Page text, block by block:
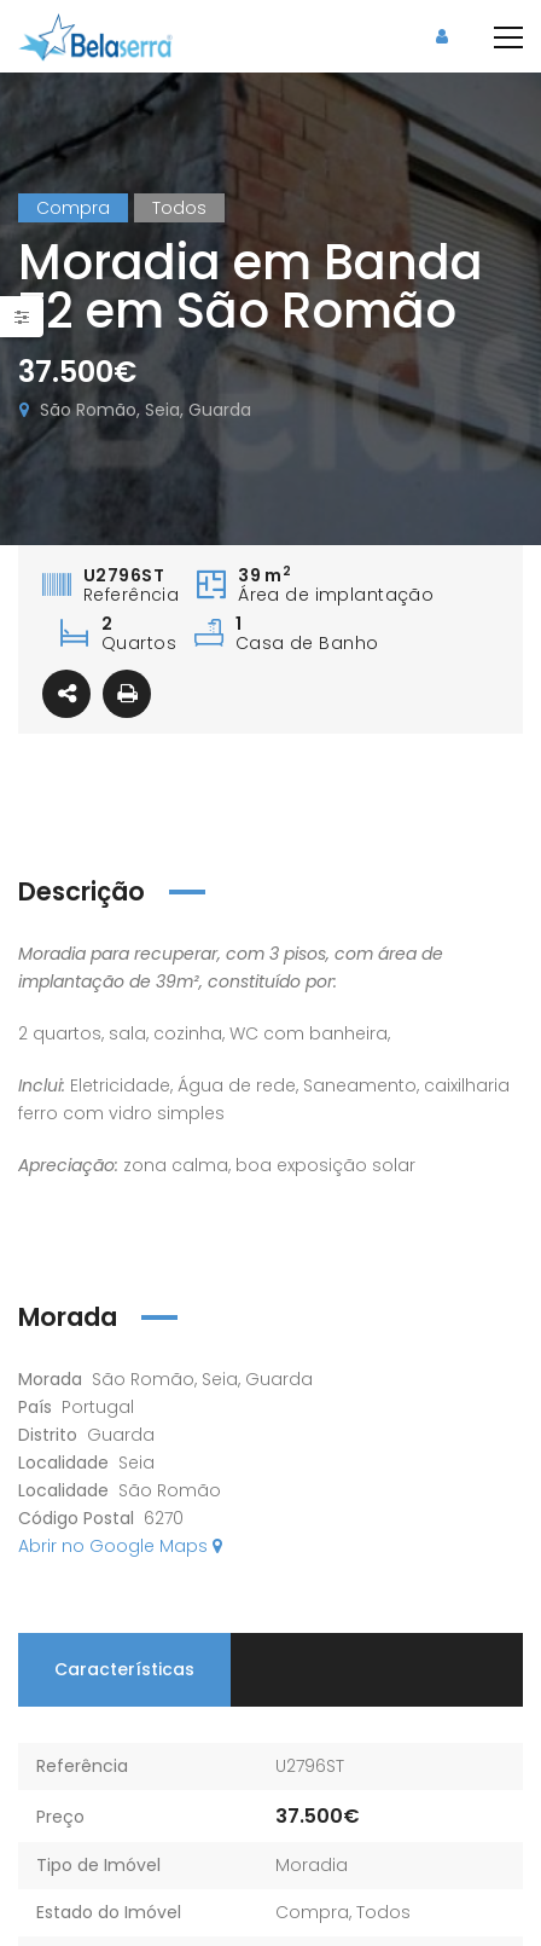
Compra Todos
Moradia em Banda
T2 em São Romão
37.500€
São Romão, Seia, Guarda
U2796ST
Referência
39 m 2
Área de implantação
2
Quartos
1
Casa de Banho
Descrição
Moradia para recuperar, com 3 pisos, com área de
implantação de 39m², constituído por:
2 quartos, sala, cozinha, WC com banheira,
Inclui: Eletricidade, Água de rede, Saneamento, caixilharia
ferro com vidro simples
Apreciação: zona calma, boa exposição solar
Morada
Morada São Romão, Seia, Guarda
País Portugal
Distrito Guarda
Localidade Seia
Localidade São Romão
Código Postal 6270
Abrir no Google Maps
Características
Referência U2796ST
Preço 37.500€
Tipo de Imóvel
Moradia
Estado do Imóvel
Compra, Todos